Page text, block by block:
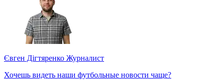
Євген Дігтяренко Журналист
Хочешь видеть наши футбольные новости чаще?